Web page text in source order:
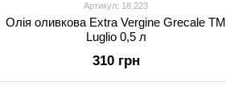
Артикул: 18.223
Олія оливкова Extra Vergine Grecale TM
Luglio 0,5 л
310 грн